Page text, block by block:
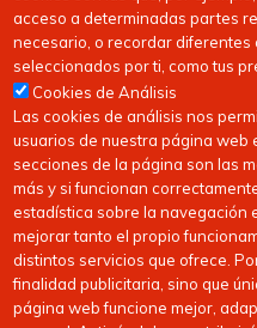
acceso a determinadas partes
necesario, o recordar diferentes
seleccionados por ti, como tus
Cookies de Análisis
Las cookies de análisis nos
usuarios de nuestra página web
secciones de la página son las
más y si funcionan
estadística sobre la navegación
mejorar tanto el propio
distintos servicios que ofrece.
finalidad publicitaria, sino que
página web funcione mejor,